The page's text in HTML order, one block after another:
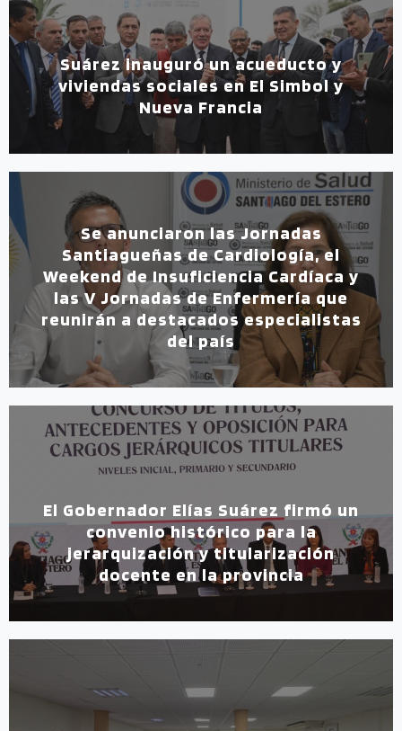
Suárez inauguró un acueducto y
viviendas sociales en El Simbol y
Nueva Francia
Se anunciaron las Jornadas
Santiagueñas de Cardiología, el
Weekend de Insuficiencia Cardíaca y
las V Jornadas de Enfermería que
reunirán a destacados especialistas
del país
El Gobernador Elías Suárez firmó un
convenio histórico para la
jerarquización y titularización
docente en la provincia